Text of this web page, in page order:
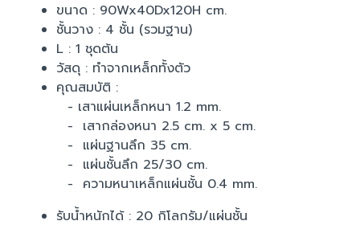
ขนาด : 90Wx40Dx120H cm.
ชั้นวาง : 4 ชั้น (รวมฐาน)
L : 1 ชุดต้น
วัสดุ : ทำจากเหล็กทั้งตัว
คุณสมบัติ :
- เสาแผ่นเหล็กหนา 1.2 mm.
- เสากล่องหนา 2.5 cm. x 5 cm.
- แผ่นฐานลึก 35 cm.
- แผ่นชั้นลึก 25/30 cm.
- ความหนาเหล็กแผ่นชั้น 0.4 mm.
รับน้ำหนักได้ : 20 กิโลกรัม/แผ่นชั้น